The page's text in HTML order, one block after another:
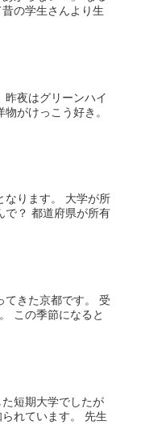
の学生さんより生
夜はグリーンハイ
がけっこう好き。
なります。 大学が所
で？ 都道府県が所有
きた京都です。 受
この季節になると
短期大学でしたが
れています。 先生